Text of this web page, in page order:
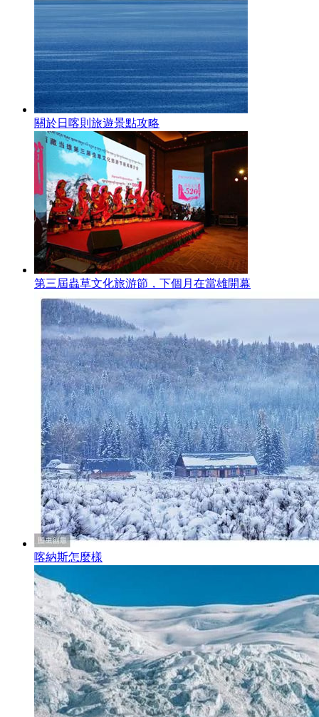
關於日喀則旅遊景點攻略
第三屆蟲草文化旅游節，下個月在當雄開幕
喀納斯怎麼樣